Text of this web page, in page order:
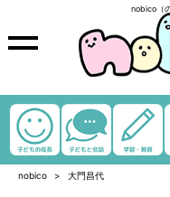
nobico（
nobico 大門昌代